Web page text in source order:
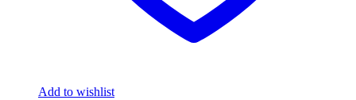
Add to wishlist